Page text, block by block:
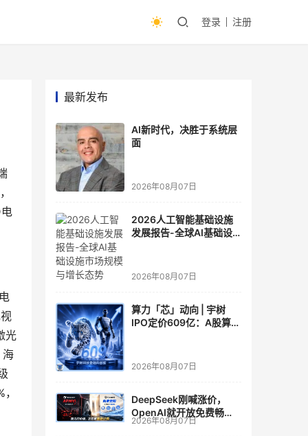
登录 注册
光
海
最新发布
AI新时代，决胜于系统层
面
2026年08月07日
2026人工智能基础设施
发展报告-全球AI基础设
2026年08月07日
算力「芯」动向 | 宇树
IPO定价609亿：A股算力
2026年08月07日
DeepSeek刚喊涨价，
OpenAI就开放免费畅
聊？大模型定价的平行宇
2026年08月07日